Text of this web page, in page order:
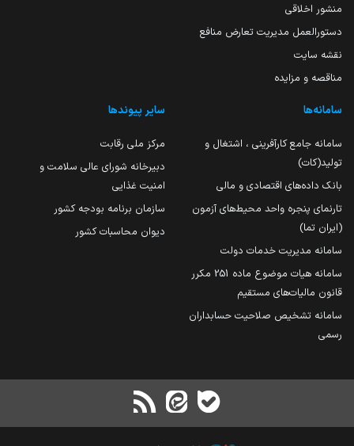
منشور اخلاقی
دستورالعمل مدیریت تعارض منافع
نقشه سایت
مناقصه و مزایده
سامانه‌ها
سامانه جامع کارآفرینی ، اشتغال و
تولید(کات)
بانک داده‌های اقتصادی و مالی
تارنمای پنجره واحد محیط‌های آزمون
(ایران تما)
سامانه مدیریت خدمات دولت
سامانه هیات موضوع ماده 251 مکرر
قانون مالیات‌های مستقیم
سامانه تشخیص صلاحیت حسابداران
رسمی
سایر پیوندها
مرکز ملی رقابت
دبیرخانه شورای عالی سلامت و
امنیت غذایی
سازمان برنامه بودجه کشور
دیوان محاسبات کشور